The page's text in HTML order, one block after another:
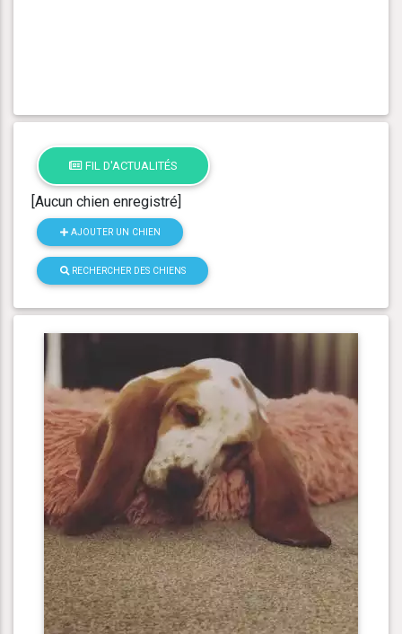
FIL D'ACTUALITÉS
[Aucun chien enregistré]
AJOUTER UN CHIEN
RECHERCHER DES CHIENS